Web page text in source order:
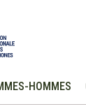
HOMMES